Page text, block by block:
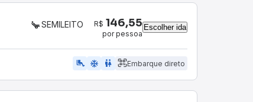
SEMILEITO R$ 146,55
por pessoa
Escolher ida
airline_seat_legroom_extra ac_unit WC Embarque direto